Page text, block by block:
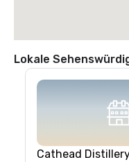
Lokale
Cathead